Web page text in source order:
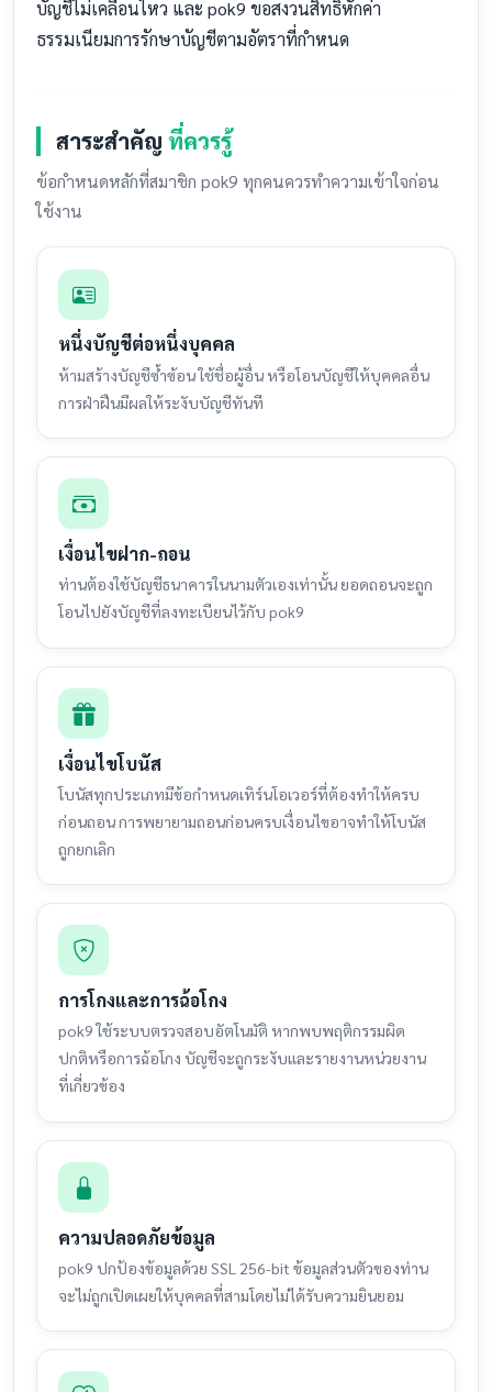
บัญชีไม่เคลื่อนไหว และ pok9 ขอสงวนสิทธิ์หักค่า
ธรรมเนียมการรักษาบัญชีตามอัตราที่กำหนด
สาระสำคัญ ที่ควรรู้
ข้อกำหนดหลักที่สมาชิก pok9 ทุกคนควรทำความเข้าใจก่อน
ใช้งาน
หนึ่งบัญชีต่อหนึ่งบุคคล
ห้ามสร้างบัญชีซ้ำซ้อน ใช้ชื่อผู้อื่น หรือโอนบัญชีให้บุคคลอื่น
การฝ่าฝืนมีผลให้ระงับบัญชีทันที
เงื่อนไขฝาก-ถอน
ท่านต้องใช้บัญชีธนาคารในนามตัวเองเท่านั้น ยอดถอนจะถูก
โอนไปยังบัญชีที่ลงทะเบียนไว้กับ pok9
เงื่อนไขโบนัส
โบนัสทุกประเภทมีข้อกำหนดเทิร์นโอเวอร์ที่ต้องทำให้ครบ
ก่อนถอน การพยายามถอนก่อนครบเงื่อนไขอาจทำให้โบนัส
ถูกยกเลิก
การโกงและการฉ้อโกง
pok9 ใช้ระบบตรวจสอบอัตโนมัติ หากพบพฤติกรรมผิด
ปกติหรือการฉ้อโกง บัญชีจะถูกระงับและรายงานหน่วยงาน
ที่เกี่ยวข้อง
ความปลอดภัยข้อมูล
pok9 ปกป้องข้อมูลด้วย SSL 256-bit ข้อมูลส่วนตัวของท่าน
จะไม่ถูกเปิดเผยให้บุคคลที่สามโดยไม่ได้รับความยินยอม